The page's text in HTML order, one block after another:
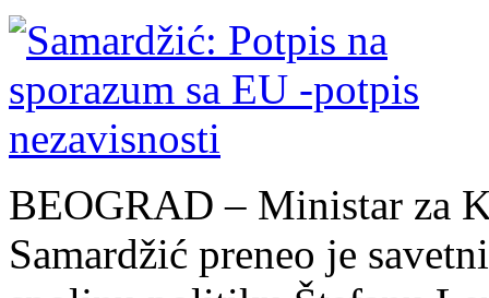
BEOGRAD – Ministar za
Samardžić preneo je